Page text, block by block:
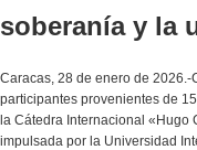
soberanía y la
Caracas, 28 de enero de
participantes provenientes de
la Cátedra Internacional
impulsada por la Universidad